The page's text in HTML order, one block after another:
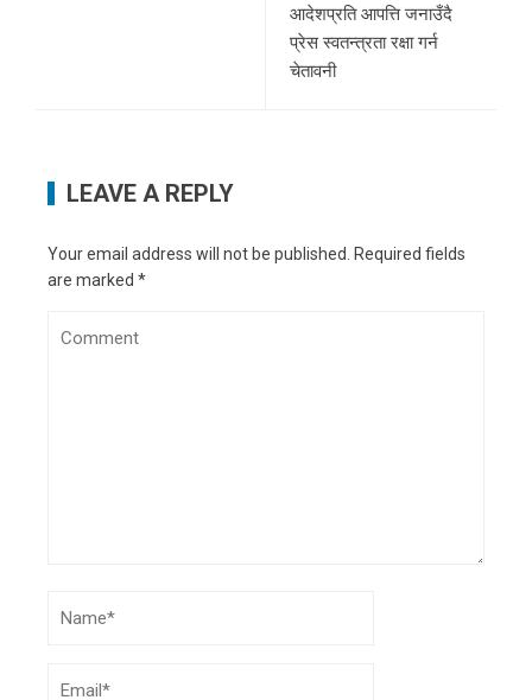
आदेशप्रति आपत्ति जनाउँदै
प्रेस स्वतन्त्रता रक्षा गर्न
चेतावनी
LEAVE A REPLY
Your email address will not be published. Required fields
are marked *